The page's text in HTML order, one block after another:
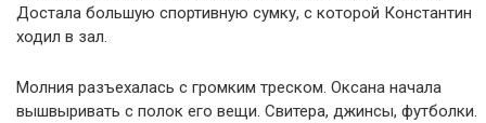
Достала большую спортивную сумку, с которой Константин
ходил в зал.
Молния разъехалась с громким треском. Оксана начала
вышвыривать с полок его вещи. Свитера, джинсы, футболки.